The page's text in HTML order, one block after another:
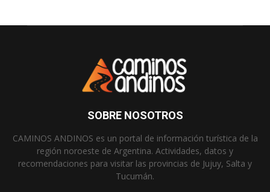
SOBRE NOSOTROS
CAMINOS ANDINOS es un portal de información turística de la
región noroeste de Argentina. Actividades, datos y
recomendaciones para visitar las provincias de Jujuy, Salta y
Tucumán.